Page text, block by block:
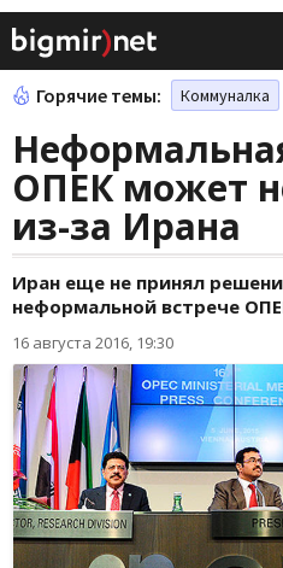
Горячие темы: Коммуналка
ОПЕК может
из-за Ирана
Иран еще не принял
неформальной встрече
16 августа 2016, 19:30